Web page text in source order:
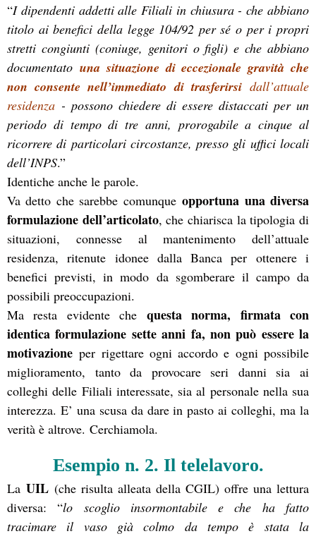
“I dipendenti addetti alle Filiali in chiusura - che abbiano
titolo ai benefici della legge 104/92 per sé o per i propri
stretti congiunti (coniuge, genitori o figli) e che abbiano
documentato una situazione di eccezionale gravità che
non consente nell’immediato di trasferirsi dall’attuale
residenza - possono chiedere di essere distaccati per un
periodo di tempo di tre anni, prorogabile a cinque al
ricorrere di particolari circostanze, presso gli uffici locali
dell’INPS.”
Identiche anche le parole.
Va detto che sarebbe comunqueopportuna una diversa
formulazione dell’articolato, che chiarisca la tipologia di
situazioni, connesse al mantenimento dell’attuale
residenza, ritenute idonee dalla Banca per ottenere i
benefici previsti, in modo da sgomberare il campo da
possibili preoccupazioni.
Ma resta evidente chequesta norma, firmata con
identica formulazione sette anni fa, non può essere la
motivazione per rigettare ogni accordo e ogni possibile
miglioramento, tanto da provocare seri danni sia ai
colleghi delle Filiali interessate, sia al personale nella sua
interezza. E’ una scusa da dare in pasto ai colleghi, ma la
verità è altrove. Cerchiamola.
Esempio n. 2. Il telelavoro.
La UIL (che risulta alleata della CGIL) offre una lettura
diversa: “lo scoglio insormontabile e che ha fatto
tracimare il vaso già colmo da tempo è stata la